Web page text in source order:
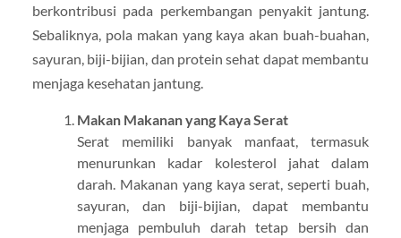
berkontribusi pada perkembangan penyakit jantung.
Sebaliknya, pola makan yang kaya akan buah-buahan,
sayuran, biji-bijian, dan protein sehat dapat membantu
menjaga kesehatan jantung.
Makan Makanan yang Kaya Serat
Serat memiliki banyak manfaat, termasuk
menurunkan kadar kolesterol jahat dalam
darah. Makanan yang kaya serat, seperti buah,
sayuran, dan biji-bijian, dapat membantu
menjaga pembuluh darah tetap bersih dan